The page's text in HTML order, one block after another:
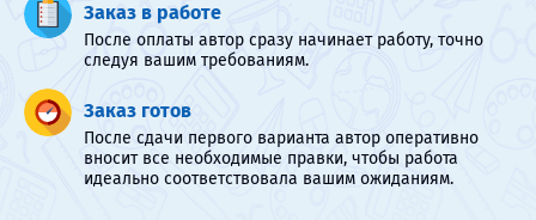
Заказ в работе
После оплаты автор сразу начинает работу, точно
следуя вашим требованиям.
Заказ готов
После сдачи первого варианта автор оперативно
вносит все необходимые правки, чтобы работа
идеально соответствовала вашим ожиданиям.